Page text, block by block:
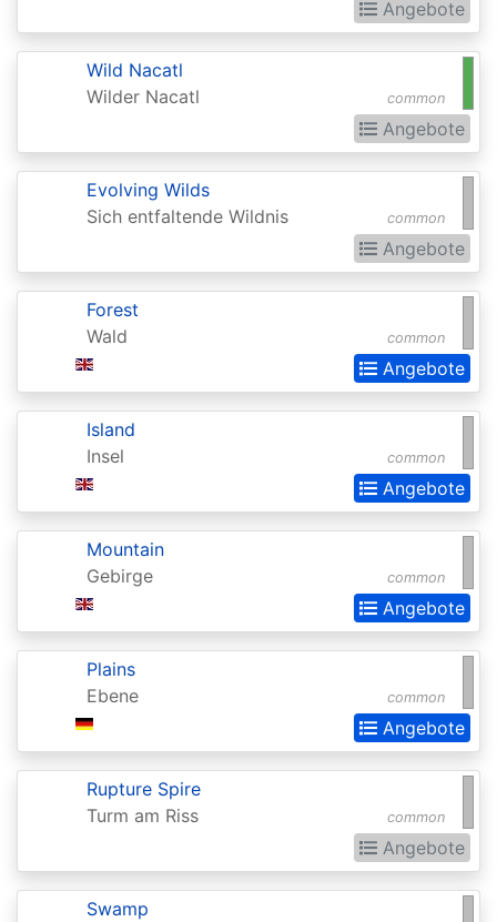
Battlebond
Kamigawa
Bloomburrow
Bloomburrow:
the
Promos
Champions
Kamigawa
and
Angebote
common
Wild Nacatl
Wilder Nacatl
Angebote
common
Evolving Wilds
Sich entfaltende Wildnis
Angebote
common
Forest
Wald
Angebote
common
Island
Insel
Angebote
common
Mountain
Gebirge
Angebote
common
Plains
Ebene
Angebote
common
Rupture Spire
Turm am Riss
Angebote
Swamp